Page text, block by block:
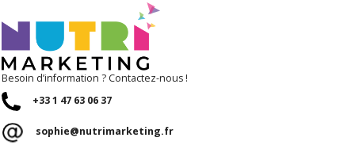
Besoin d’information ? Contactez-nous !
+33 1 47 63 06 37
sophie@nutrimarketing.fr